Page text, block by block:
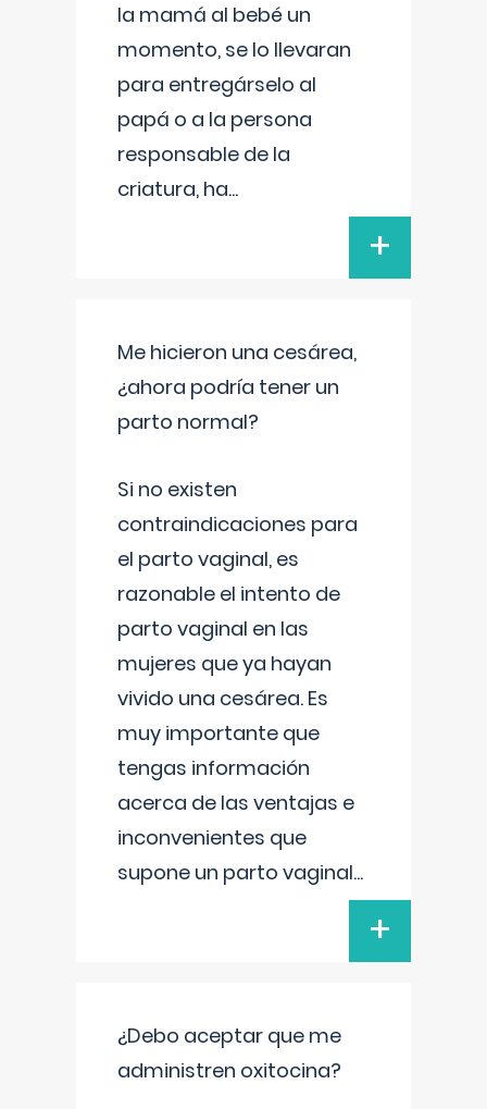
la mamá al bebé un
momento, se lo llevaran
para entregárselo al
papá o a la persona
responsable de la
criatura, ha...
+
Me hicieron una cesárea,
¿ahora podría tener un
parto normal?
Si no existen
contraindicaciones para
el parto vaginal, es
razonable el intento de
parto vaginal en las
mujeres que ya hayan
vivido una cesárea. Es
muy importante que
tengas información
acerca de las ventajas e
inconvenientes que
supone un parto vaginal...
+
¿Debo aceptar que me
administren oxitocina?